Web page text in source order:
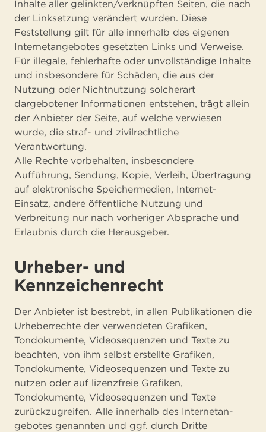
Inhalte aller gelinkten/verknüpften Seiten, die nach
der Linksetzung verändert wurden. Diese
Feststellung gilt für alle innerhalb des eigenen
Internetangebotes gesetzten Links und Verweise.
Für illegale, fehlerhafte oder unvollständige Inhalte
und insbesondere für Schäden, die aus der
Nutzung oder Nichtnutzung solcherart
dargebotener Informationen entstehen, trägt allein
der Anbieter der Seite, auf welche verwiesen
wurde, die straf- und zivilrechtliche
Verantwortung.
Alle Rechte vorbehalten, insbesondere
Aufführung, Sendung, Kopie, Verleih, Übertragung
auf elektronische Speichermedien, Internet-
Einsatz, andere öffentliche Nutzung und
Verbreitung nur nach vorheriger Absprache und
Erlaubnis durch die Herausgeber.
Urheber- und
Kennzeichenrecht
Der Anbieter ist bestrebt, in allen Publikationen die
Urheberrechte der verwendeten Grafi­ken,
Tondokumente, Videosequenzen und Texte zu
beachten, von ihm selbst erstellte Gra­fiken,
Tondokumente, Videosequenzen und Texte zu
nutzen oder auf lizenzfreie Grafiken,
Tondokumente, Videosequenzen und Texte
zurückzugreifen. Alle innerhalb des Internetan­
gebotes genannten und ggf. durch Dritte